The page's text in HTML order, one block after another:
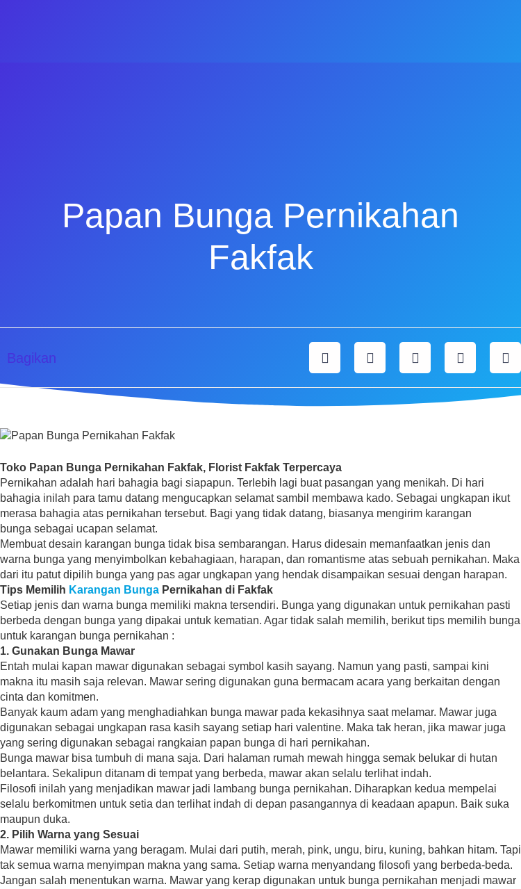
Papan Bunga Pernikahan
Fakfak
Bagikan
Toko Papan Bunga Pernikahan Fakfak, Florist Fakfak Terpercaya
Pernikahan adalah hari bahagia bagi siapapun. Terlebih lagi buat pasangan yang menikah. Di hari
bahagia inilah para tamu datang mengucapkan selamat sambil membawa kado. Sebagai ungkapan ikut
merasa bahagia atas pernikahan tersebut. Bagi yang tidak datang, biasanya mengirim karangan
bunga sebagai ucapan selamat.
Membuat desain karangan bunga tidak bisa sembarangan. Harus didesain memanfaatkan jenis dan
warna bunga yang menyimbolkan kebahagiaan, harapan, dan romantisme atas sebuah pernikahan. Maka
dari itu patut dipilih bunga yang pas agar ungkapan yang hendak disampaikan sesuai dengan harapan.
Tips Memilih Karangan Bunga Pernikahan di Fakfak
Setiap jenis dan warna bunga memiliki makna tersendiri. Bunga yang digunakan untuk pernikahan pasti
berbeda dengan bunga yang dipakai untuk kematian. Agar tidak salah memilih, berikut tips memilih bunga
untuk karangan bunga pernikahan :
1. Gunakan Bunga Mawar
Entah mulai kapan mawar digunakan sebagai symbol kasih sayang. Namun yang pasti, sampai kini
makna itu masih saja relevan. Mawar sering digunakan guna bermacam acara yang berkaitan dengan
cinta dan komitmen.
Banyak kaum adam yang menghadiahkan bunga mawar pada kekasihnya saat melamar. Mawar juga
digunakan sebagai ungkapan rasa kasih sayang setiap hari valentine. Maka tak heran, jika mawar juga
yang sering digunakan sebagai rangkaian papan bunga di hari pernikahan.
Bunga mawar bisa tumbuh di mana saja. Dari halaman rumah mewah hingga semak belukar di hutan
belantara. Sekalipun ditanam di tempat yang berbeda, mawar akan selalu terlihat indah.
Filosofi inilah yang menjadikan mawar jadi lambang bunga pernikahan. Diharapkan kedua mempelai
selalu berkomitmen untuk setia dan terlihat indah di depan pasangannya di keadaan apapun. Baik suka
maupun duka.
2. Pilih Warna yang Sesuai
Mawar memiliki warna yang beragam. Mulai dari putih, merah, pink, ungu, biru, kuning, bahkan hitam. Tapi
tak semua warna menyimpan makna yang sama. Setiap warna menyandang filosofi yang berbeda-beda.
Jangan salah menentukan warna. Mawar yang kerap digunakan untuk bunga pernikahan menjadi mawar